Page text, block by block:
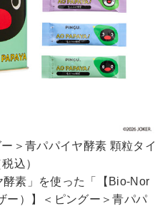
＞青パパイヤ酵素 顆粒タイ
込）
素」を使った「【Bio-Nor
ー）】＜ピングー＞青パパ